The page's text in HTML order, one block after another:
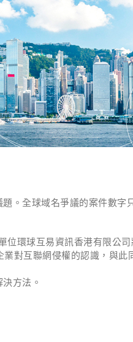
。全球域名爭議的案件數
環球互易資訊香港有限公
對互聯網侵權的認識，與
方法。